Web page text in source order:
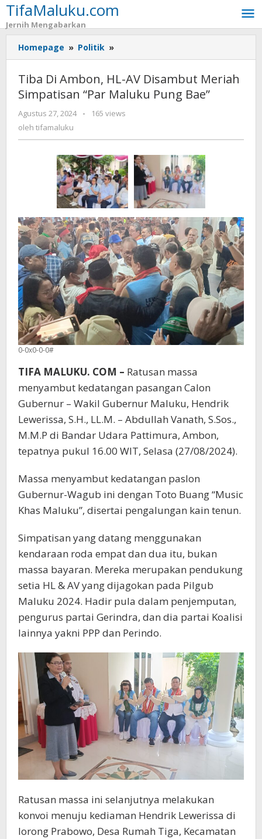
Lewati
ke
konten
TifaMaluku.com
Jernih Mengabarkan
Homepage » Politik »
Di
HL-
AV
Maluku
Pung
Bae”
Tiba Di Ambon, HL-AV Disambut Meriah
Simpatisan “Par Maluku Pung Bae”
Agustus 27, 2024
oleh
-
165 views
oleh tifamaluku
0-0x0-0-0#
TIFA MALUKU. COM – Ratusan massa
menyambut kedatangan pasangan Calon
Gubernur – Wakil Gubernur Maluku, Hendrik
Lewerissa, S.H., LL.M. – Abdullah Vanath, S.Sos.,
M.M.P di Bandar Udara Pattimura, Ambon,
tepatnya pukul 16.00 WIT, Selasa (27/08/2024).
Massa menyambut kedatangan paslon
Gubernur-Wagub ini dengan Toto Buang “Music
Khas Maluku”, disertai pengalungan kain tenun.
Simpatisan yang datang menggunakan
kendaraan roda empat dan dua itu, bukan
massa bayaran. Mereka merupakan pendukung
setia HL & AV yang dijagokan pada Pilgub
Maluku 2024. Hadir pula dalam penjemputan,
pengurus partai Gerindra, dan dia partai Koalisi
lainnya yakni PPP dan Perindo.
Ratusan massa ini selanjutnya melakukan
konvoi menuju kediaman Hendrik Lewerissa di
lorong Prabowo, Desa Rumah Tiga, Kecamatan